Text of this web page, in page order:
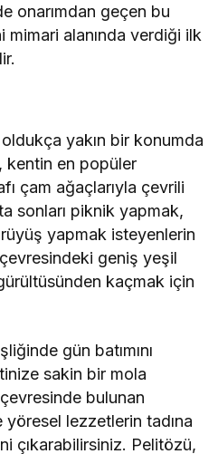
onarımdan geçen bu
mimari alanında verdiği ilk
yakın bir konumda
kentin en popüler
çam ağaçlarıyla çevrili
sonları piknik yapmak,
yapmak isteyenlerin
geniş yeşil
kaçmak için
gün batımını
sakin bir mola
bulunan
lezzetlerin tadına
çıkarabilirsiniz. Pelitözü,